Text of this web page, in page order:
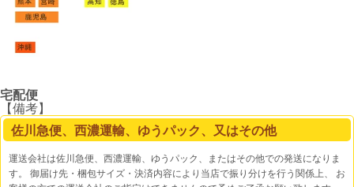
宅配便
【備考】
佐川急便、西濃運輸、ゆうパック、又はその他
運送会社は佐川急便、西濃運輸、ゆうパック、またはその他での発送になりま
す。 御届け先・梱包サイズ・決済内容により当店で振り分けを行う関係上、 お